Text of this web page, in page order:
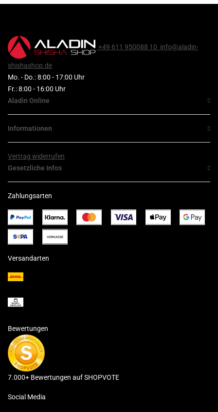
+49 611 950088 10 info@aladin-
shishashop.de
Mo. - Do.: 8:00 - 17:00 Uhr
Fr.: 8:00 - 16:00 Uhr
Aladin Online
Informationen
Vertrag widerrufen
Gesetzliche Infos
Zahlungsarten
Versandarten
Bewertungen
7.000+ Bewertungen auf SHOPVOTE
Social Media